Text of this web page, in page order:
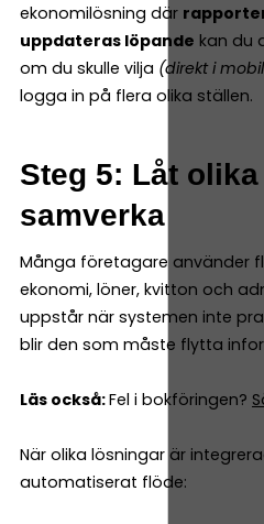
ekonomilösning där
uppdateras löpande kan du
om du skulle vilja (direkt i
logga in på flera olika ställen.
Steg 5: Låt
samverka
Många företagare använder
ekonomi, löner, kvitton och
uppstår när systemen inte
blir den som måste flytta
Läs också:Fel i bokföringen?
När olika lösningar är
automatiserat flöde: